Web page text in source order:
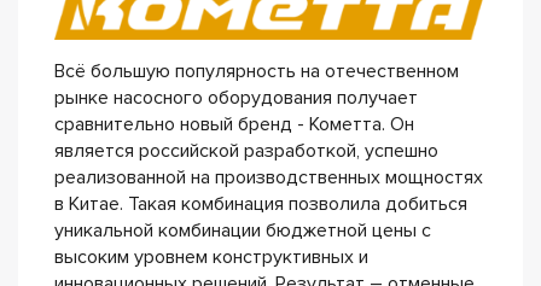
Всё большую популярность на отечественном
рынке насосного оборудования получает
сравнительно новый бренд - Кометта. Он
является российской разработкой, успешно
реализованной на производственных мощностях
в Китае. Такая комбинация позволила добиться
уникальной комбинации бюджетной цены с
высоким уровнем конструктивных и